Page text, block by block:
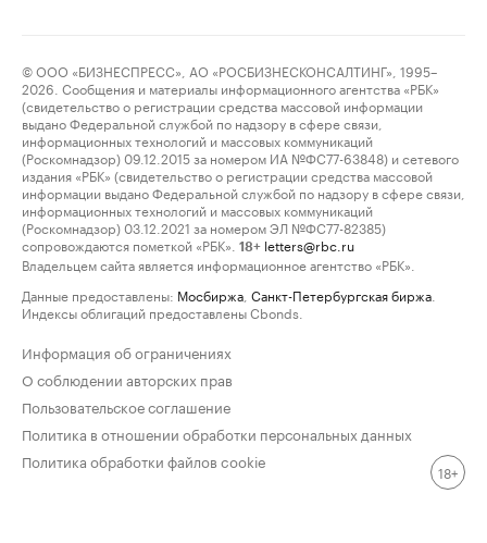
© ООО «БИЗНЕСПРЕСС», АО «РОСБИЗНЕСКОНСАЛТИНГ», 1995–
2026. Сообщения и материалы информационного агентства «РБК»
(свидетельство о регистрации средства массовой информации
выдано Федеральной службой по надзору в сфере связи,
информационных технологий и массовых коммуникаций
(Роскомнадзор) 09.12.2015 за номером ИА №ФС77-63848) и сетевого
издания «РБК» (свидетельство о регистрации средства массовой
информации выдано Федеральной службой по надзору в сфере связи,
информационных технологий и массовых коммуникаций
(Роскомнадзор) 03.12.2021 за номером ЭЛ №ФС77-82385)
сопровождаются пометкой «РБК».
18+ letters@rbc.ru
Владельцем сайта является информационное агентство «РБК».
Данные предоставлены: Мосбиржа Санкт-Петербургская биржа
Индексы облигаций предоставлены Cbonds.
Информация об ограничениях
О соблюдении авторских прав
Пользовательское соглашение
Политика в отношении обработки персональных данных
Политика обработки файлов cookie
18+